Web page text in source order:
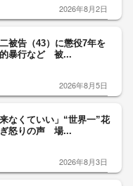
2026年8月2日
被告（43）に懲役7年を
暴行など 被...
2026年8月5日
なくていい」“世界一”花
ぎ怒りの声 場...
2026年8月3日